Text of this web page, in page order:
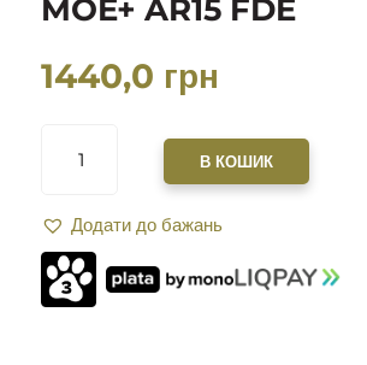
MOE+ AR15 FDE
1440,0 грн
ПІСТОЛЕТНЕ
AR15
FDE
КІЛЬКІСТЬ
В КОШИК
Додати до бажань